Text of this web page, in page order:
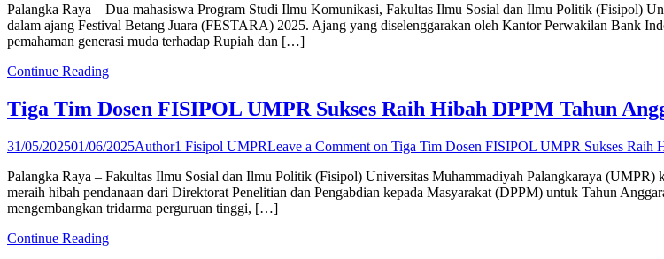
Palangka Raya – Dua mahasiswa Program Studi Ilmu Komunikasi, Fakultas Ilmu Sosial dan Ilmu Politik (Fisipol)
dalam ajang Festival Betang Juara (FESTARA) 2025. Ajang yang diselenggarakan oleh Kantor Perwakilan Bank
pemahaman generasi muda terhadap Rupiah dan […]
Continue Reading
Tiga Tim Dosen FISIPOL UMPR Sukses Raih Hibah DPPM Tahun
31/05/202501/06/2025Author1 Fisipol UMPRLeave a Comment on Tiga Tim Dosen FISIPOL UMPR Sukses Raih
Palangka Raya – Fakultas Ilmu Sosial dan Ilmu Politik (Fisipol) Universitas Muhammadiyah Palangkaraya (UMPR)
meraih hibah pendanaan dari Direktorat Penelitian dan Pengabdian kepada Masyarakat (DPPM) untuk Tahun
mengembangkan tridarma perguruan tinggi, […]
Continue Reading